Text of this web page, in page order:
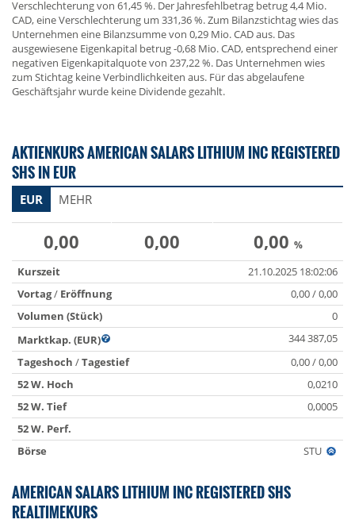
Verschlechterung von 61,45 %. Der Jahresfehlbetrag betrug 4,4 Mio.
CAD, eine Verschlechterung um 331,36 %. Zum Bilanzstichtag wies das
Unternehmen eine Bilanzsumme von 0,29 Mio. CAD aus. Das
ausgewiesene Eigenkapital betrug -0,68 Mio. CAD, entsprechend einer
negativen Eigenkapitalquote von 237,22 %. Das Unternehmen wies
zum Stichtag keine Verbindlichkeiten aus. Für das abgelaufene
Geschäftsjahr wurde keine Dividende gezahlt.
AKTIENKURS AMERICAN SALARS LITHIUM INC REGISTERED
SHS IN EUR
EUR MEHR
0,00 0,00 0,00 %
Kurszeit
21.10.2025 18:02:06
Vortag/ Eröffnung
0,00 / 0,00
Volumen (Stück)
0
Marktkap. (EUR)
344 387,05
Tageshoch /Tagestief
0,00 / 0,00
52 W. Hoch
0,0210
52 W. Tief
0,0005
52 W. Perf.
Börse
STU
AMERICAN SALARS LITHIUM INC REGISTERED SHS
REALTIMEKURS